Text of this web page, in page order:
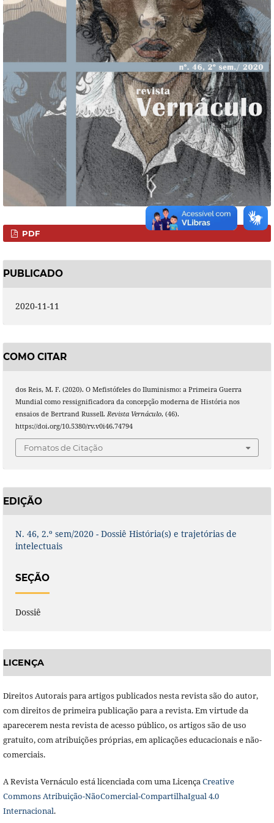
PDF
PUBLICADO
2020-11-11
COMO CITAR
dos Reis, M. F. (2020). O Mefistófeles do Iluminismo: a Primeira Guerra
Mundial como ressignificadora da concepção moderna de História nos
ensaios de Bertrand Russell. Revista Vernáculo, (46).
https://doi.org/10.5380/rv.v0i46.74794
Fomatos de Citação
EDIÇÃO
N. 46, 2.º sem/2020 - Dossiê História(s) e trajetórias de
intelectuais
SEÇÃO
Dossiê
LICENÇA
Direitos Autorais para artigos publicados nesta revista são do autor,
com direitos de primeira publicação para a revista. Em virtude da
aparecerem nesta revista de acesso público, os artigos são de uso
gratuito, com atribuições próprias, em aplicações educacionais e não-
comerciais.
A Revista Vernáculo está licenciada com uma LicençaCreative
Commons Atribuição-NãoComercial-CompartilhaIgual 4.0
Internacional.